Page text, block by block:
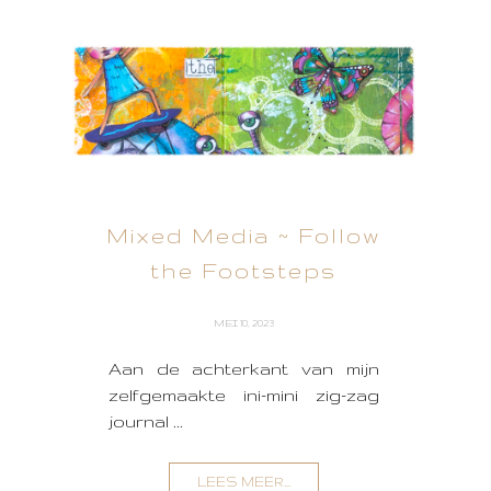
Mixed Media ~ Follow
the Footsteps
MEI 10, 2023
Aan de achterkant van mijn
zelfgemaakte ini-mini zig-zag
journal ...
LEES MEER...